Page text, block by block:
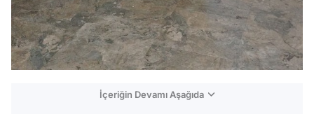
İçeriğin Devamı Aşağıda